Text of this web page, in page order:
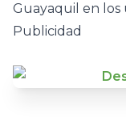
Guayaquil en los
Publicidad